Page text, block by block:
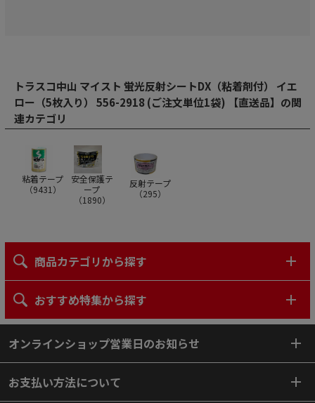
トラスコ中山 マイスト 蛍光反射シートDX（粘着剤付） イエ
ロー（5枚入り） 556-2918 (ご注文単位1袋) 【直送品】の関
連カテゴリ
粘着テープ
（9431）
安全保護テ
ープ
（1890）
反射テープ
（295）
商品カテゴリから探す
おすすめ特集から探す
オンラインショップ営業日のお知らせ
お支払い方法について